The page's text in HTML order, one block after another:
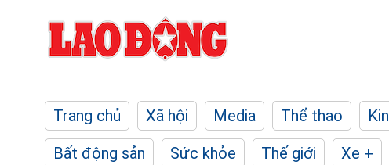
Trang chủ Xã hội Media Thể thao
Bất động sản
Sức khỏe Thế giới Xe +